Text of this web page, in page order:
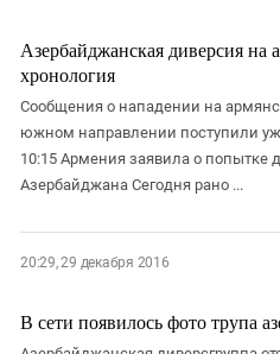
Азербайджанская диверсия на
хронология
Сообщения о нападении на
южном направлении поступили
10:15 Армения заявила о попытке
Азербайджана Сегодня рано ...
20:29, 29 декабря 2016
В сети появилось фото трупа